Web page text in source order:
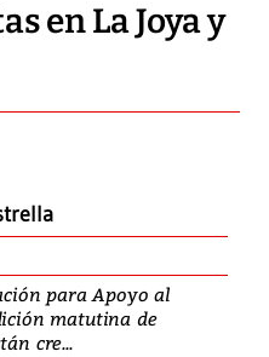
en La Joya y
para Apoyo al
matutina de
cre...